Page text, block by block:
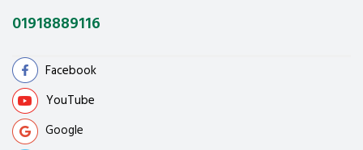
01918889116
Facebook
YouTube
Google